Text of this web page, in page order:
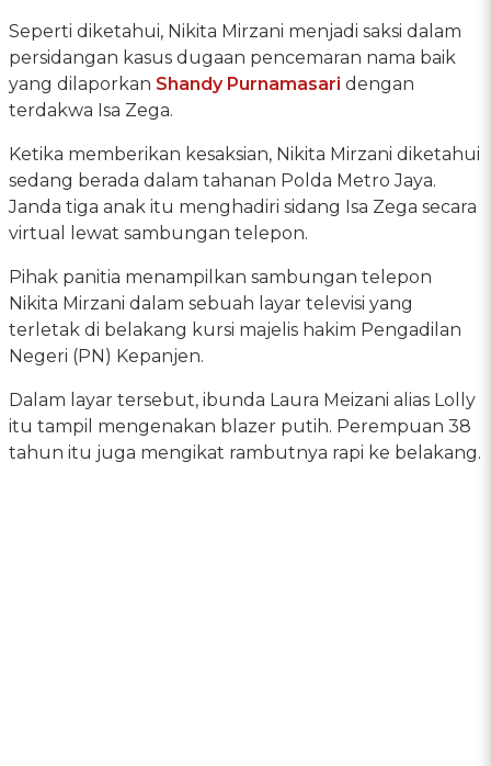
Seperti diketahui, Nikita Mirzani menjadi saksi dalam
persidangan kasus dugaan pencemaran nama baik
yang dilaporkan Shandy Purnamasari dengan
terdakwa Isa Zega.
Ketika memberikan kesaksian, Nikita Mirzani diketahui
sedang berada dalam tahanan Polda Metro Jaya.
Janda tiga anak itu menghadiri sidang Isa Zega secara
virtual lewat sambungan telepon.
Pihak panitia menampilkan sambungan telepon
Nikita Mirzani dalam sebuah layar televisi yang
terletak di belakang kursi majelis hakim Pengadilan
Negeri (PN) Kepanjen.
Dalam layar tersebut, ibunda Laura Meizani alias Lolly
itu tampil mengenakan blazer putih. Perempuan 38
tahun itu juga mengikat rambutnya rapi ke belakang.